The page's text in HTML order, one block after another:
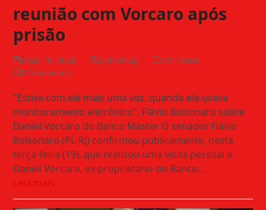
reunião com Vorcaro após
prisão
maio 19, 2026 Sintramog
TVT News
0 Comments
"Estive com ele mais uma vez, quando ele usava
monitoramento eletrônico", Flávio Bolsonaro sobre
Daniel Vorcaro do Banco Master O senador Flávio
Bolsonaro (PL-RJ) confirmou publicamente, nesta
terça-feira (19), que realizou uma visita pessoal a
Daniel Vorcaro, ex-proprietário do Banco…
Leia mais